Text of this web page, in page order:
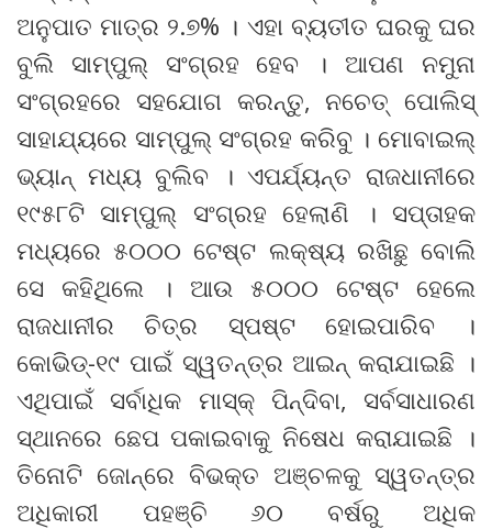
ଅନୁପାତ ମାତ୍ର ୨.୭% । ଏହା ବ୍ୟତୀତ ଘରକୁ ଘର
ବୁଲି ସାମ୍ପୁଲ୍ ସଂଗ୍ରହ ହେବ । ଆପଣ ନମୁନା
ସଂଗ୍ରହରେ ସହଯୋଗ କରନ୍ତୁ, ନଚେତ୍ ପୋଲିସ୍
ସାହାଯ୍ୟରେ ସାମ୍ପୁଲ୍ ସଂଗ୍ରହ କରିବୁ । ମୋବାଇଲ୍
ଭ୍ୟାନ୍ ମଧ୍ୟ ବୁଲିବ । ଏପର୍ଯ୍ୟନ୍ତ ରାଜଧାନୀରେ
୧୯୫୮ଟି ସାମ୍ପୁଲ୍ ସଂଗ୍ରହ ହେଲାଣି । ସପ୍ତାହକ
ମଧ୍ୟରେ ୫୦୦୦ ଟେଷ୍ଟ ଲକ୍ଷ୍ୟ ରଖିଛୁ ବୋଲି
ସେ କହିଥିଲେ । ଆଉ ୫୦୦୦ ଟେଷ୍ଟ ହେଲେ
ରାଜଧାନୀର ଚିତ୍ର ସ୍ପଷ୍ଟ ହୋଇପାରିବ ।
କୋଭିଡ୍‌-୧୯ ପାଇଁ ସ୍ୱତନ୍ତ୍ର ଆଇନ୍ କରାଯାଇଛି ।
ଏଥିପାଇଁ ସର୍ବାଧିକ ମାସ୍କ୍ ପିନ୍ଦିବା, ସର୍ବସାଧାରଣ
ସ୍ଥାନରେ ଛେପ ପକାଇବାକୁ ନିଷେଧ କରାଯାଇଛି ।
ତିନୋଟି ଜୋନ୍‌ରେ ବିଭକ୍ତ ଅଞ୍ଚଳକୁ ସ୍ୱତନ୍ତ୍ର
ଅଧିକାରୀ ପହଞ୍ଚି ୬୦ ବର୍ଷରୁ ଅଧିକ